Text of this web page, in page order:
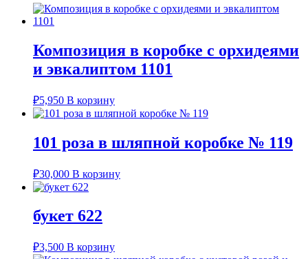
Композиция в коробке с орхидеями
и эвкалиптом 1101
₽5,950 В корзину
101 роза в шляпной коробке № 119
₽30,000 В корзину
букет 622
₽3,500 В корзину